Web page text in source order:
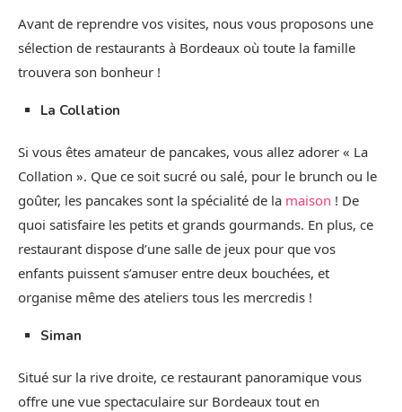
Avant de reprendre vos visites, nous vous proposons une
sélection de restaurants à Bordeaux où toute la famille
trouvera son bonheur !
La Collation
Si vous êtes amateur de pancakes, vous allez adorer « La
Collation ». Que ce soit sucré ou salé, pour le brunch ou le
goûter, les pancakes sont la spécialité de la maison ! De
quoi satisfaire les petits et grands gourmands. En plus, ce
restaurant dispose d’une salle de jeux pour que vos
enfants puissent s’amuser entre deux bouchées, et
organise même des ateliers tous les mercredis !
Siman
Situé sur la rive droite, ce restaurant panoramique vous
offre une vue spectaculaire sur Bordeaux tout en